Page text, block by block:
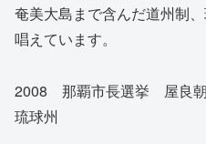
奄美大島まで含んだ道州制
唱えています。
2008 那覇市長選挙 屋良
琉球州